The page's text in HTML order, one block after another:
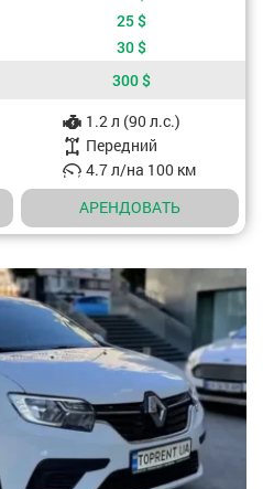
25$
30$
300$
1.2 л (90 л.с.)
Передний
4.7 л/на 100 км
АРЕНДОВАТЬ